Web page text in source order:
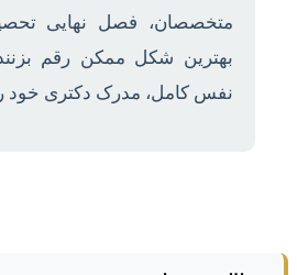
متخصصان، فصل نهایی
بهترین شکل ممکن رقم
نفس کامل، مدرک دکتری خود